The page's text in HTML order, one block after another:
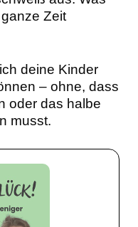
Zeit
deine Kinder
– ohne, dass
oder das halbe
musst.